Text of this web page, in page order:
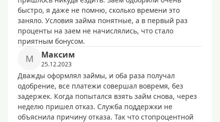
быстро, я даже не помню, сколько времени это
заняло. Условия займа понятные, а в первый раз
проценты на заем не начислялись, что стало
приятным бонусом.
М Максим
25.12.2023
Дважды оформлял займы, и оба раза получал
одобрение, все платежи совершал вовремя, без
задержек. Когда попытался взять займ снова, через
неделю пришел отказ. Служба поддержки не
объяснила причину отказа. Так что стопроцентной